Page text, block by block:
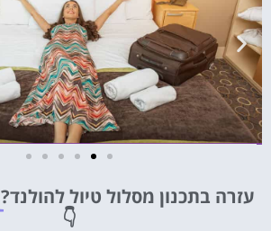
מציאת מלון
עזרה בתכנון מסלול טיול להולנד?
👇